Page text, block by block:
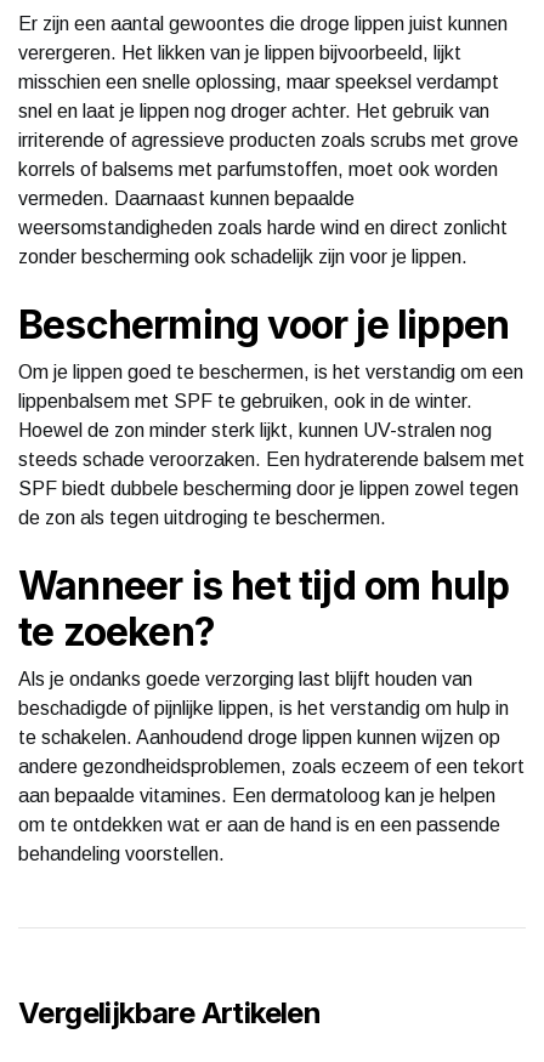
Er zijn een aantal gewoontes die droge lippen juist kunnen
verergeren. Het likken van je lippen bijvoorbeeld, lijkt
misschien een snelle oplossing, maar speeksel verdampt
snel en laat je lippen nog droger achter. Het gebruik van
irriterende of agressieve producten zoals scrubs met grove
korrels of balsems met parfumstoffen, moet ook worden
vermeden. Daarnaast kunnen bepaalde
weersomstandigheden zoals harde wind en direct zonlicht
zonder bescherming ook schadelijk zijn voor je lippen.
Bescherming voor je lippen
Om je lippen goed te beschermen, is het verstandig om een
lippenbalsem met SPF te gebruiken, ook in de winter.
Hoewel de zon minder sterk lijkt, kunnen UV-stralen nog
steeds schade veroorzaken. Een hydraterende balsem met
SPF biedt dubbele bescherming door je lippen zowel tegen
de zon als tegen uitdroging te beschermen.
Wanneer is het tijd om hulp
te zoeken?
Als je ondanks goede verzorging last blijft houden van
beschadigde of pijnlijke lippen, is het verstandig om hulp in
te schakelen. Aanhoudend droge lippen kunnen wijzen op
andere gezondheidsproblemen, zoals eczeem of een tekort
aan bepaalde vitamines. Een dermatoloog kan je helpen
om te ontdekken wat er aan de hand is en een passende
behandeling voorstellen.
Vergelijkbare Artikelen